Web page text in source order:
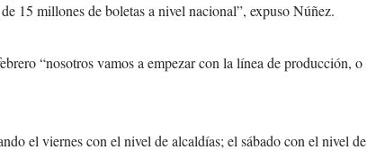
15 millones de boletas a nivel nacional”, expuso Núñez.
“nosotros vamos a empezar con la línea de producción, o
el viernes con el nivel de alcaldías; el sábado con el nivel de